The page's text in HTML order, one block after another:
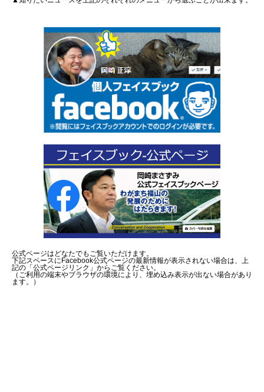
公式ページはどなたでもご覧いただけます。
下記スペースにFacebook公式ページの最新情報が表示されない場合は、上
記の「公式ページリンク」からご覧ください。
（ご利用の端末やブラウザの環境により、埋め込み表示が出ない場合があり
ます。）